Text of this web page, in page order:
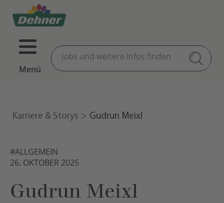
Menü
Karriere & Storys Gudrun Meixl
#ALLGEMEIN
26. OKTOBER 2025
Gudrun Meixl